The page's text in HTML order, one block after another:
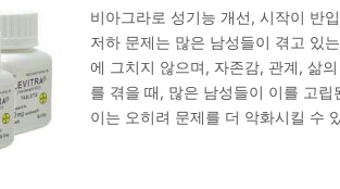
비아그라로 성기능 개선, 시작이 반
저하 문제는 많은 남성들이 겪고 있
에 그치지 않으며, 자존감, 관계, 삶
를 겪을 때, 많은 남성들이 이를 고
이는 오히려 문제를 더 악화시킬 수